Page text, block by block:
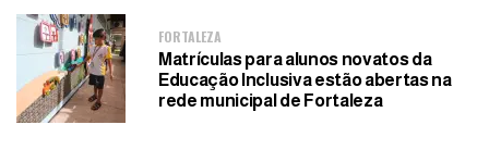
FORTALEZA
Matrículas para alunos novatos da
Educação Inclusiva estão abertas na
rede municipal de Fortaleza